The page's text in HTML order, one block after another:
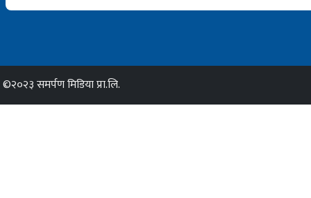
©२०२३ समर्पण मिडिया प्रा.लि.